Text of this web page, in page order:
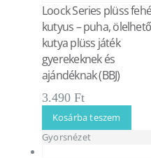
Loock Series plüss
kutyus – puha, ölelhető
kutya plüss játék
gyerekeknek és
ajándéknak (BBJ)
3.490 Ft
Kosárba teszem
Gyorsnézet